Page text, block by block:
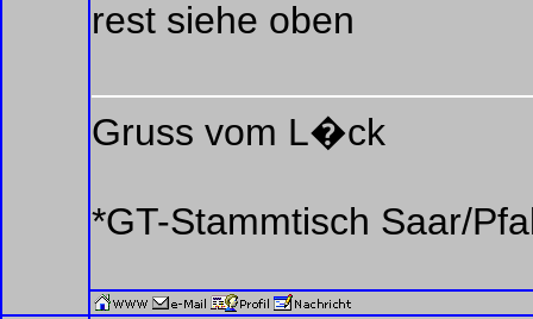
rest siehe oben
Gruss vom L�ck
*GT-Stammtisch Saar/